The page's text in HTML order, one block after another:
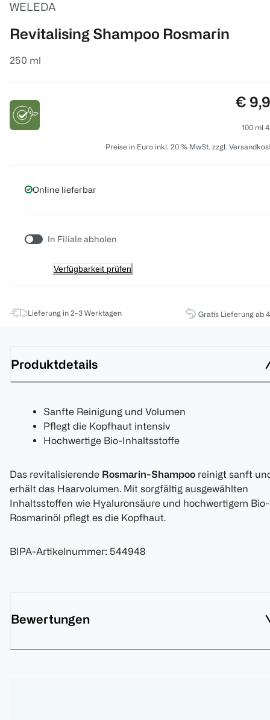
WELEDA
Revitalising Shampoo Rosmarin
250 ml
€
100 ml
Preise in Euro inkl. 20 % MwSt. zzgl.
Online lieferbar
In Filiale abholen
Verfügbarkeit prüfen
Lieferung in 2-3 Werktagen Gratis Lieferung ab
Produktdetails
Sanfte Reinigung und Volumen
Pflegt die Kopfhaut intensiv
Hochwertige Bio-Inhaltsstoffe
Das revitalisierende Rosmarin-Shampoo reinigt sanft
erhält das Haarvolumen. Mit sorgfältig ausgewählten
Inhaltsstoffen wie Hyaluronsäure und hochwertigem Bio-
Rosmarinöl pflegt es die Kopfhaut.
BIPA-Artikelnummer: 544948
Bewertungen